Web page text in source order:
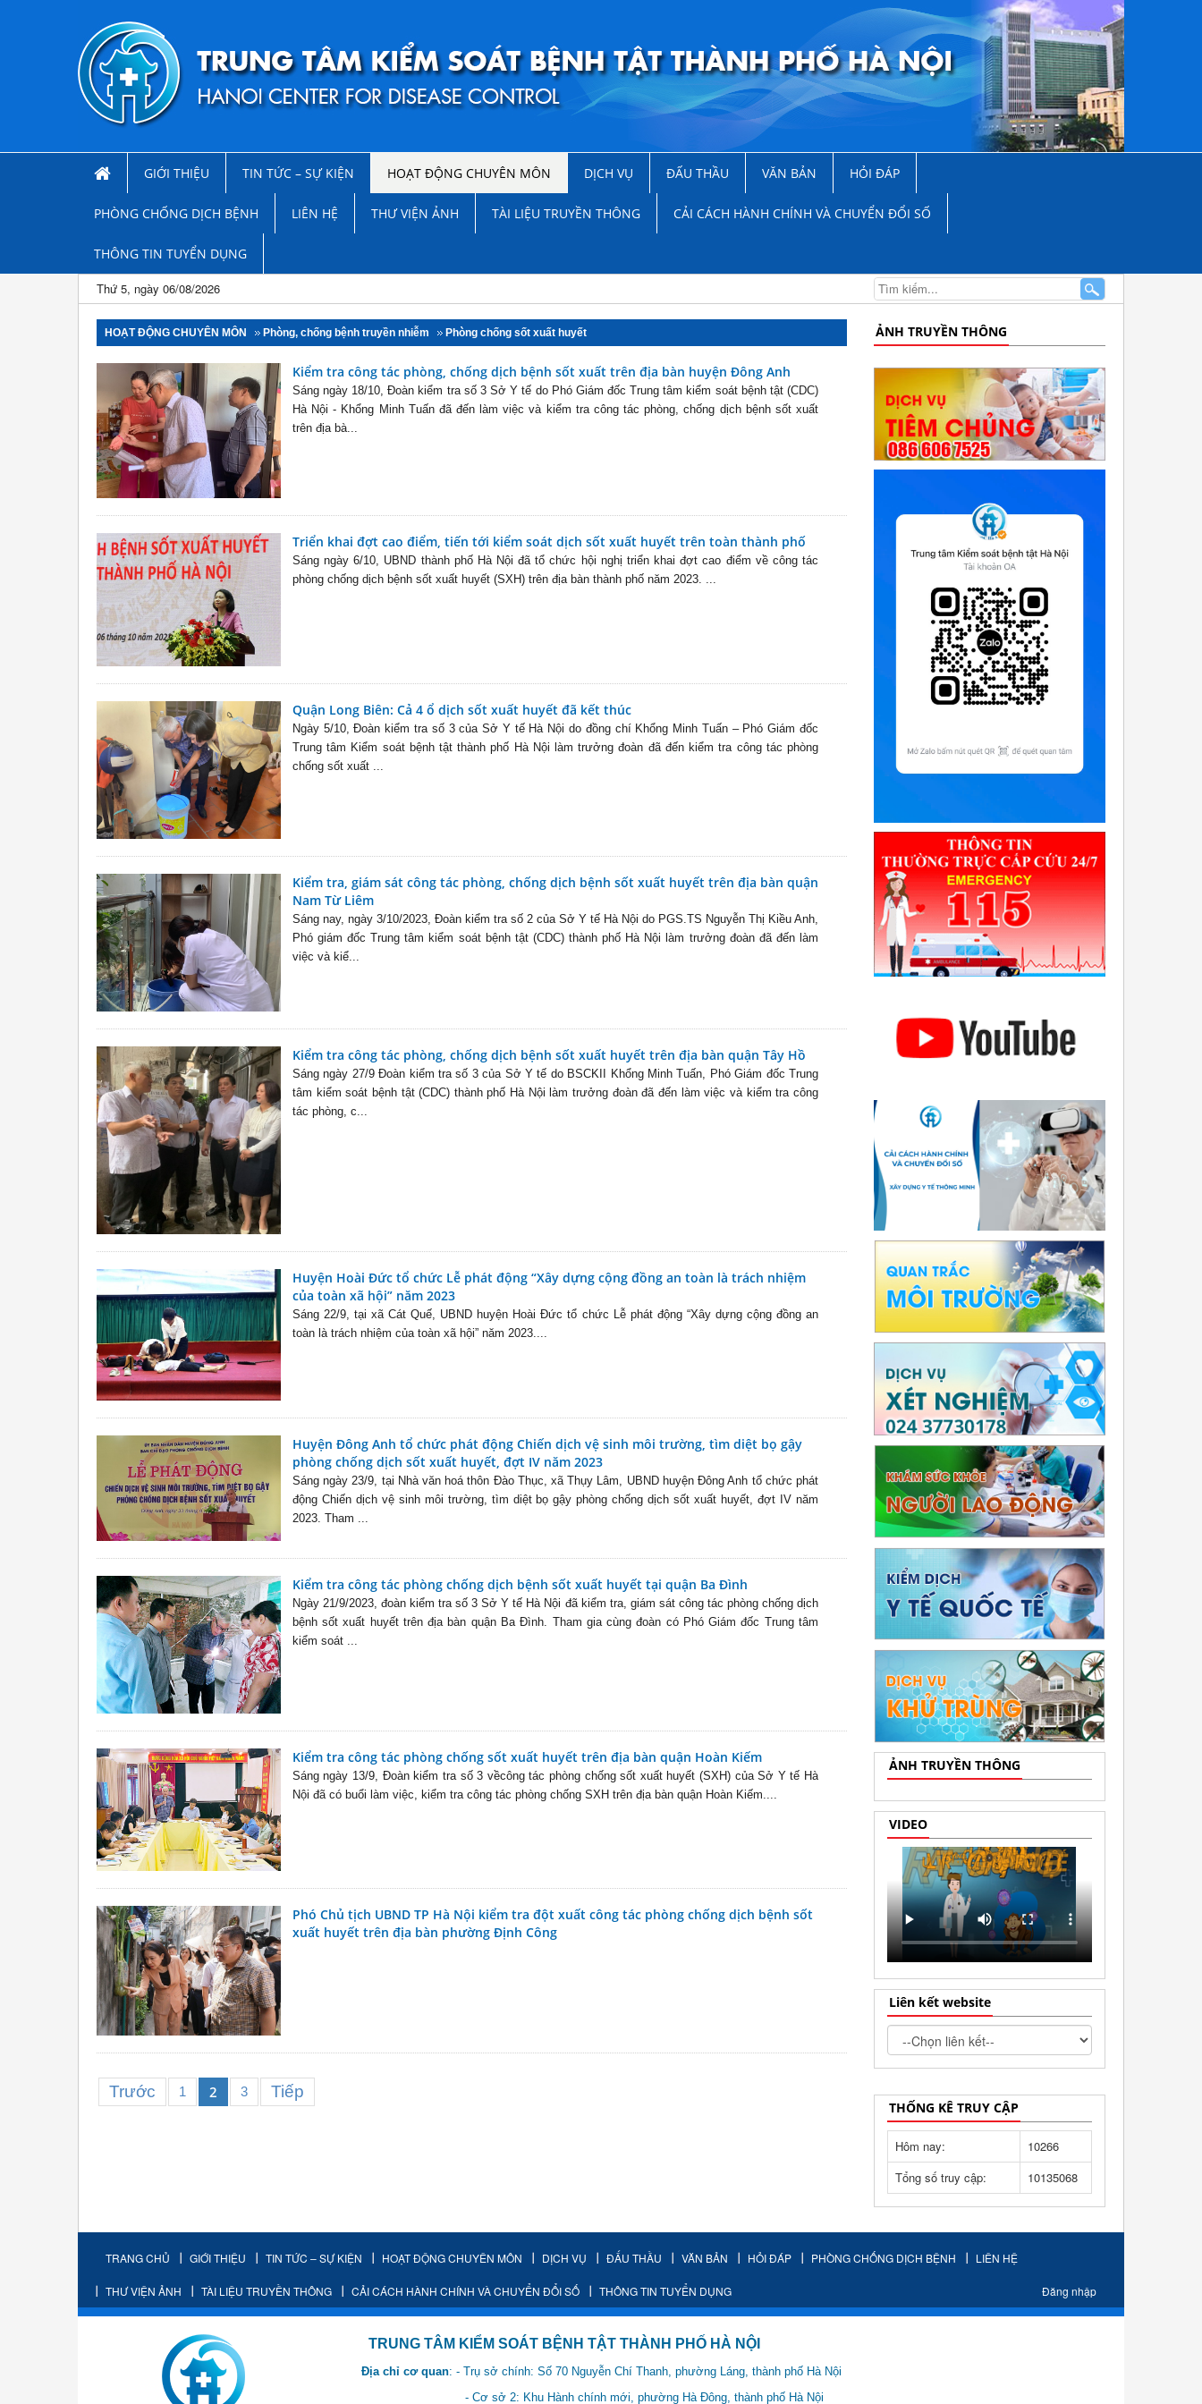
GIỚI THIỆU TIN TỨC – SỰ KIỆN HOẠT ĐỘNG CHUYÊN MÔN DỊCH VỤ ĐẤU THẦU VĂN BẢN HỎI ĐÁP
PHÒNG CHỐNG DỊCH BỆNH LIÊN HỆ THƯ VIỆN ẢNH TÀI LIỆU TRUYỀN THÔNG CẢI CÁCH HÀNH CHÍNH VÀ CHUYỂN ĐỔI SỐ
THÔNG TIN TUYỂN DỤNG
Thứ 5, ngày 06/08/2026
HOẠT ĐỘNG CHUYÊN MÔN Phòng, chống bệnh truyền nhiễm Phòng chống sốt xuất huyết
Kiểm tra công tác phòng, chống dịch bệnh sốt xuất trên địa bàn huyện Đông Anh
Sáng ngày 18/10, Đoàn kiểm tra số 3 Sở Y tế do Phó Giám đốc Trung tâm kiểm soát bệnh tật (CDC)
Hà Nội - Khổng Minh Tuấn đã đến làm việc và kiểm tra công tác phòng, chống dịch bệnh sốt xuất
trên địa bà...
Triển khai đợt cao điểm, tiến tới kiểm soát dịch sốt xuất huyết trên toàn thành phố
Sáng ngày 6/10, UBND thành phố Hà Nội đã tổ chức hội nghị triển khai đợt cao điểm về công tác
phòng chống dịch bệnh sốt xuất huyết (SXH) trên địa bàn thành phố năm 2023. ...
Quận Long Biên: Cả 4 ổ dịch sốt xuất huyết đã kết thúc
Ngày 5/10, Đoàn kiểm tra số 3 của Sở Y tế Hà Nội do đồng chí Khổng Minh Tuấn – Phó Giám đốc
Trung tâm Kiểm soát bệnh tật thành phố Hà Nội làm trưởng đoàn đã đến kiểm tra công tác phòng
chống sốt xuất ...
Kiểm tra, giám sát công tác phòng, chống dịch bệnh sốt xuất huyết trên địa bàn quận
Nam Từ Liêm
Sáng nay, ngày 3/10/2023, Đoàn kiểm tra số 2 của Sở Y tế Hà Nội do PGS.TS Nguyễn Thị Kiều Anh,
Phó giám đốc Trung tâm kiểm soát bệnh tật (CDC) thành phố Hà Nội làm trưởng đoàn đã đến làm
việc và kiể...
Kiểm tra công tác phòng, chống dịch bệnh sốt xuất huyết trên địa bàn quận Tây Hồ
Sáng ngày 27/9 Đoàn kiểm tra số 3 của Sở Y tế do BSCKII Khổng Minh Tuấn, Phó Giám đốc Trung
tâm kiểm soát bệnh tật (CDC) thành phố Hà Nội làm trưởng đoàn đã đến làm việc và kiểm tra công
tác phòng, c...
Huyện Hoài Đức tổ chức Lễ phát động “Xây dựng cộng đồng an toàn là trách nhiệm
của toàn xã hội” năm 2023
Sáng 22/9, tại xã Cát Quế, UBND huyện Hoài Đức tổ chức Lễ phát động “Xây dựng cộng đồng an
toàn là trách nhiệm của toàn xã hội” năm 2023....
Huyện Đông Anh tổ chức phát động Chiến dịch vệ sinh môi trường, tìm diệt bọ gậy
phòng chống dịch sốt xuất huyết, đợt IV năm 2023
Sáng ngày 23/9, tại Nhà văn hoá thôn Đào Thục, xã Thụy Lâm, UBND huyện Đông Anh tổ chức phát
động Chiến dịch vệ sinh môi trường, tìm diệt bọ gậy phòng chống dịch sốt xuất huyết, đợt IV năm
2023. Tham ...
Kiểm tra công tác phòng chống dịch bệnh sốt xuất huyết tại quận Ba Đình
Ngày 21/9/2023, đoàn kiểm tra số 3 Sở Y tế Hà Nội đã kiểm tra, giám sát công tác phòng chống dịch
bệnh sốt xuất huyết trên địa bàn quận Ba Đình. Tham gia cùng đoàn có Phó Giám đốc Trung tâm
kiểm soát ...
Kiểm tra công tác phòng chống sốt xuất huyết trên địa bàn quận Hoàn Kiếm
Sáng ngày 13/9, Đoàn kiểm tra số 3 vềcông tác phòng chống sốt xuất huyết (SXH) của Sở Y tế Hà
Nội đã có buổi làm việc, kiểm tra công tác phòng chống SXH trên địa bàn quận Hoàn Kiếm....
Phó Chủ tịch UBND TP Hà Nội kiểm tra đột xuất công tác phòng chống dịch bệnh sốt
xuất huyết trên địa bàn phường Định Công
Trước 1 2 3 Tiếp
ẢNH TRUYỀN THÔNG
ẢNH TRUYỀN THÔNG
VIDEO
Liên kết website
THỐNG KÊ TRUY CẬP
Hôm nay:
10266
Tổng số truy cập:
10135068
TRANG CHỦ GIỚI THIỆU TIN TỨC – SỰ KIỆN HOẠT ĐỘNG CHUYÊN MÔN DỊCH VỤ ĐẤU THẦU VĂN BẢN HỎI ĐÁP PHÒNG CHỐNG DỊCH BỆNH LIÊN HỆ
THƯ VIỆN ẢNH TÀI LIỆU TRUYỀN THÔNG CẢI CÁCH HÀNH CHÍNH VÀ CHUYỂN ĐỔI SỐ THÔNG TIN TUYỂN DỤNG Đăng nhập
TRUNG TÂM KIỂM SOÁT BỆNH TẬT THÀNH PHỐ HÀ NỘI
Địa chỉ cơ quan: - Trụ sở chính: Số 70 Nguyễn Chí Thanh, phường Láng, thành phố Hà Nội
- Cơ sở 2: Khu Hành chính mới, phường Hà Đông, thành phố Hà Nội